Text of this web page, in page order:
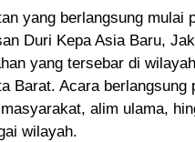
yang berlangsung mulai
Duri Kepa Asia Baru,
yang tersebar di
Barat. Acara berlangsung
alim ulama,
wilayah.